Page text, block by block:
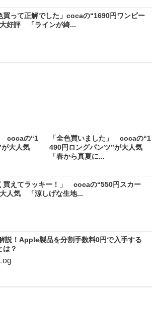
買って正解でした」cocaの“1690円ワンピー
好評 「ラインが綺...
cocaの“1
が大人気
「全色買いました」 cocaの“1
490円ロングパンツ”が大人気
「春から真夏に...
買えてラッキー！」 cocaの“550円スカー
大人気 「涼しげな生地...
説！Apple製品を分割手数料0円で入手する
は？